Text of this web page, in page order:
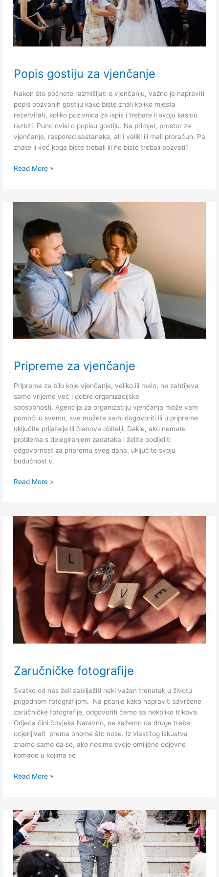
Popis gostiju za vjenčanje
Nakon što počnete razmišljati o vjenčanju, važno je napraviti
popis pozvanih gostiju kako biste znali koliko mjesta
rezervirati, koliko pozivnica za ispis i trebate li svoju kasicu
razbiti. Puno ovisi o popisu gostiju. Na primjer, prostor za
vjenčanje, raspored sastanaka, ali i veliki ili mali proračun. Pa
znate li već koga biste trebali ili ne biste trebali pozvati?
gostiju
vjenčanje
Read More »
Pripreme za vjenčanje
Pripreme za bilo koje vjenčanje, veliko ili malo, ne zahtijeva
samo vrijeme već i dobre organizacijske
sposobnosti. Agencija za organizaciju vjenčanja može vam
pomoći u svemu, sve možete sami dogovoriti ili u pripreme
uključite prijatelje ili članova obitelji. Dakle, ako nemate
problema s delegiranjem zadataka i želite podijeliti
odgovornost za pripremu svog dana, uključite svoju
budućnost u
za
vjenčanje
Read More »
Zaručničke fotografije
Svatko od nas želi zabilježiti neki važan trenutak u životu
prigodnom fotografijom. Na pitanje kako napraviti savršene
zaručničke fotografije, odgovoriti ćemo sa nekoliko trikova.
Odjeća čini čovjeka Naravno, ne kažemo da druge treba
ocjenjivati ​​ ​​prema onome što nose. Iz vlastitog iskustva
znamo samo da se, ako nosimo svoje omiljene odjevne
komade u kojima se
fotografije
Read More »